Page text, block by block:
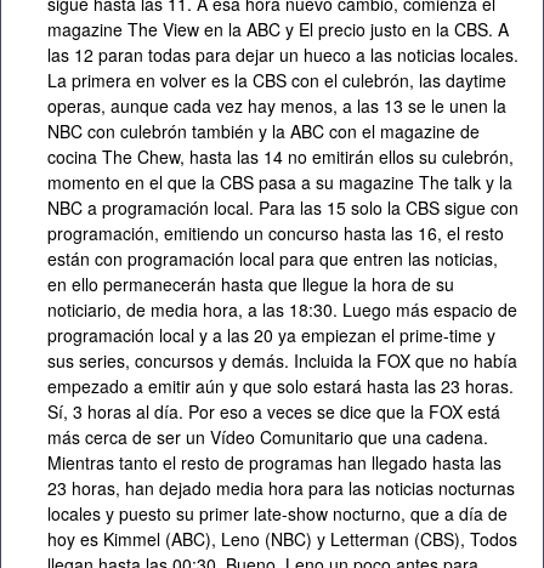
magazine The View en la ABC y El precio justo en la CBS. A
las 12 paran todas para dejar un hueco a las noticias locales.
La primera en volver es la CBS con el culebrón, las daytime
operas, aunque cada vez hay menos, a las 13 se le unen la
NBC con culebrón también y la ABC con el magazine de
cocina The Chew, hasta las 14 no emitirán ellos su culebrón,
momento en el que la CBS pasa a su magazine The talk y la
NBC a programación local. Para las 15 solo la CBS sigue con
programación, emitiendo un concurso hasta las 16, el resto
están con programación local para que entren las noticias,
en ello permanecerán hasta que llegue la hora de su
noticiario, de media hora, a las 18:30. Luego más espacio de
programación local y a las 20 ya empiezan el prime-time y
sus series, concursos y demás. Incluida la FOX que no había
empezado a emitir aún y que solo estará hasta las 23 horas.
Sí, 3 horas al día. Por eso a veces se dice que la FOX está
más cerca de ser un Vídeo Comunitario que una cadena.
Mientras tanto el resto de programas han llegado hasta las
23 horas, han dejado media hora para las noticias nocturnas
locales y puesto su primer late-show nocturno, que a día de
hoy es Kimmel (ABC), Leno (NBC) y Letterman (CBS), Todos